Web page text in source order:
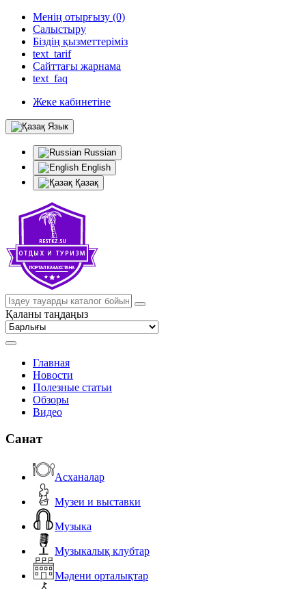
Менің отырғызу (0)
Салыстыру
Біздің қызметтеріміз
text_tarif
Сайттағы жарнама
text_faq
Жеке кабинетіне
Язык
Russian
English
Қазақ
Қаланы таңдаңыз
Главная
Новости
Полезные статьи
Обзоры
Видео
Санат
Асханалар
Музеи и выставки
Музыка
Музыкалық клубтар
Мәдени орталықтар